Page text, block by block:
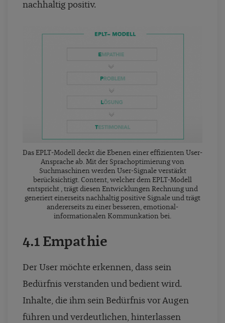
nachhaltig positiv.
Das EPLT-Modell deckt die Ebenen einer effizienten User-
Ansprache ab. Mit der Sprachoptimierung von
Suchmaschinen werden User-Signale verstärkt
berücksichtigt. Content, welcher dem EPLT-Modell
entspricht , trägt diesen Entwicklungen Rechnung und
generiert einerseits nachhaltig positive Signale und trägt
andererseits zu einer besseren, emotional-
informationalen Kommunkation bei.
4.1 Empathie
Der User möchte erkennen, dass sein
Bedürfnis verstanden und bedient wird.
Inhalte, die ihm sein Bedürfnis vor Augen
führen und verdeutlichen, hinterlassen